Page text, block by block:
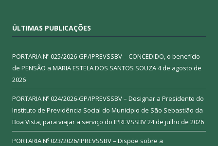
ÚLTIMAS PUBLICAÇÕES
PORTARIA Nº 025/2026-GP/IPREVSSBV – CONCEDIDO, o benefício
de PENSÃO a MARIA ESTELA DOS SANTOS SOUZA4 de agosto de
2026
PORTARIA Nº 024/2026-GP/IPREVSSBV – Designar a Presidente do
Instituto de Previdência Social do Município de São Sebastião da
Boa Vista, para viajar a serviço do IPREVSSBV24 de julho de 2026
PORTARIA Nº 023/2026/IPREVSSBV – Dispõe sobre a